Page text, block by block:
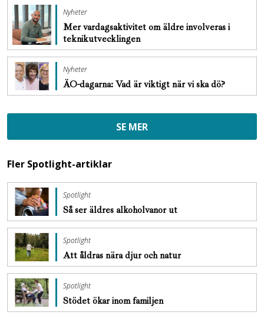
Nyheter
Mer vardagsaktivitet om äldre involveras i
teknikutvecklingen
Nyheter
ÄO-dagarna: Vad är viktigt när vi ska dö?
SE MER
Fler Spotlight-artiklar
Spotlight
Så ser äldres ­alkoholvanor ut
Spotlight
Att åldras nära djur och natur
Spotlight
Stödet ökar inom familjen